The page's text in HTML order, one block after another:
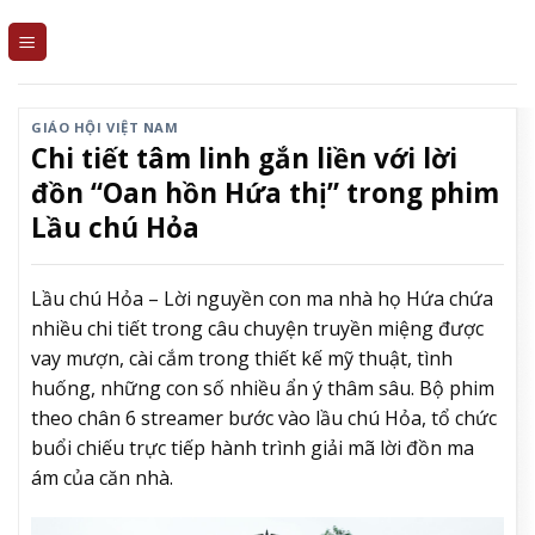
GIÁO HỘI VIỆT NAM
Chi tiết tâm linh gắn liền với lời
đồn “Oan hồn Hứa thị” trong phim
Lầu chú Hỏa
Lầu chú Hỏa – Lời nguyền con ma nhà họ Hứa chứa
nhiều chi tiết trong câu chuyện truyền miệng được
vay mượn, cài cắm trong thiết kế mỹ thuật, tình
huống, những con số nhiều ẩn ý thâm sâu. Bộ phim
theo chân 6 streamer bước vào lầu chú Hỏa, tổ chức
buổi chiếu trực tiếp hành trình giải mã lời đồn ma
ám của căn nhà.